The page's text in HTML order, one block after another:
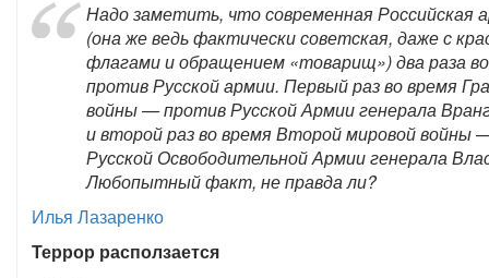
Надо заметить, что современная Российская
(она же ведь фактически советская, даже с
флагами и обращением «товарищ») два раза
против Русской армии. Первый раз во время
войны — против Русской Армии генерала
и второй раз во время Второй мировой войны
Русской Освободительной Армии генерала
Любопытный факт, не правда ли?
Илья Лазаренко
Террор расползается